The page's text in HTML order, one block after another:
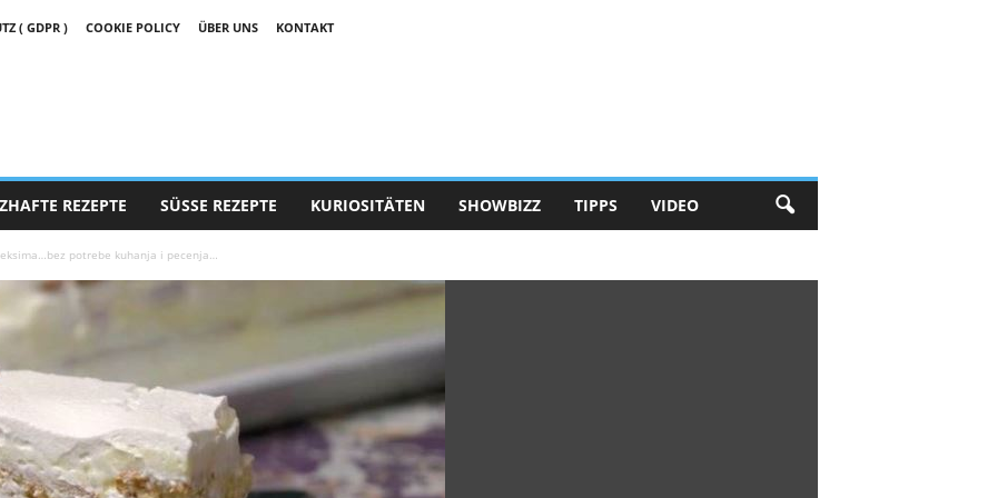
( GDPR ) COOKIE POLICY ÜBER UNS
KONTAKT
REZEPTE SÜSSE REZEPTE KURIOSITÄTEN SHOWBIZZ TIPPS VIDEO
potrebe kuhanja i pecenja…